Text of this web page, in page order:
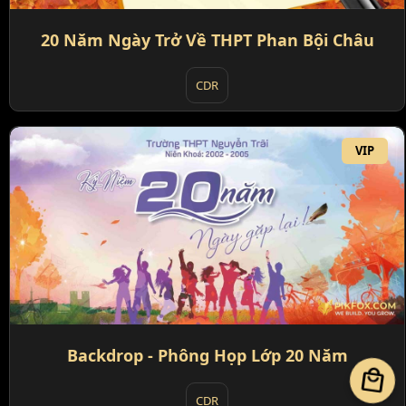
20 Năm Ngày Trở Về THPT Phan Bội Châu
CDR
VIP
Backdrop - Phông Họp Lớp 20 Năm
CDR
local_mall